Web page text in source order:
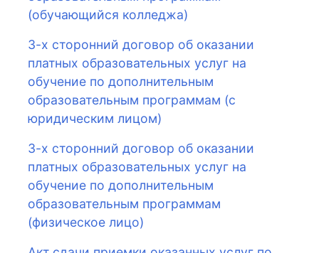
(обучающийся колледжа)
3-х сторонний договор об оказании
платных образовательных услуг на
обучение по дополнительным
образовательным программам (с
юридическим лицом)
3-х сторонний договор об оказании
платных образовательных услуг на
обучение по дополнительным
образовательным программам
(физическое лицо)